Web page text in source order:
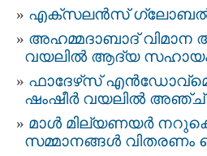
എക്സലൻസ് ഗ്ലോബൽ
അഹമ്മദാബാദ് വിമാന
വയലിൽ ആദ്യ സഹായം
ഫാദേഴ്‌സ്
ഷംഷീര്‍ വയലില്‍ അഞ്ച്
മാൾ മില്യണയർ
സമ്മാനങ്ങൾ വിതരണം